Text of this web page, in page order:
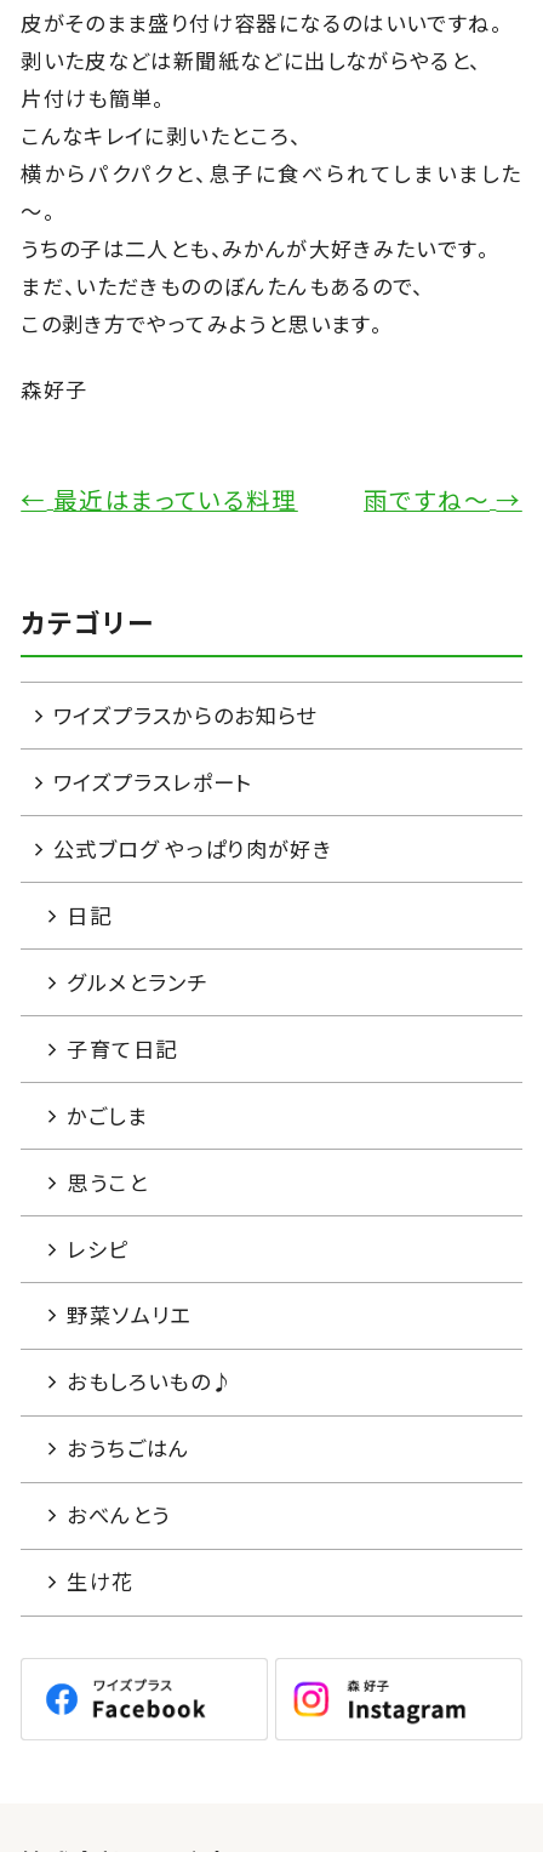
皮がそのまま盛り付け容器になるのはいいですね。
剥いた皮などは新聞紙などに出しながらやると、
片付けも簡単。
こんなキレイに剥いたところ、
横からパクパクと、息子に食べられてしまいました
～。
うちの子は二人とも、みかんが大好きみたいです。
まだ、いただきもののぼんたんもあるので、
この剥き方でやってみようと思います。
森好子
← 最近はまっている料理 雨ですね～ →
カテゴリー
ワイズプラスからのお知らせ
ワイズプラスレポート
公式ブログ やっぱり肉が好き
日記
グルメとランチ
子育て日記
かごしま
思うこと
レシピ
野菜ソムリエ
おもしろいもの♪
おうちごはん
おべんとう
生け花